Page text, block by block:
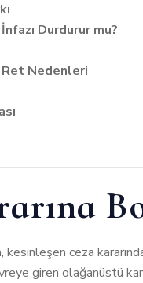
Durdurur mu?
Ret Nedenleri
kesinleşen ceza
giren olağanüstü